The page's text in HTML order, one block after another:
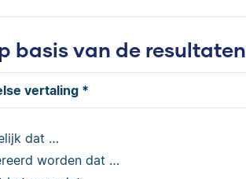
basis van de resultaten
vertaling *
dat …
worden dat …